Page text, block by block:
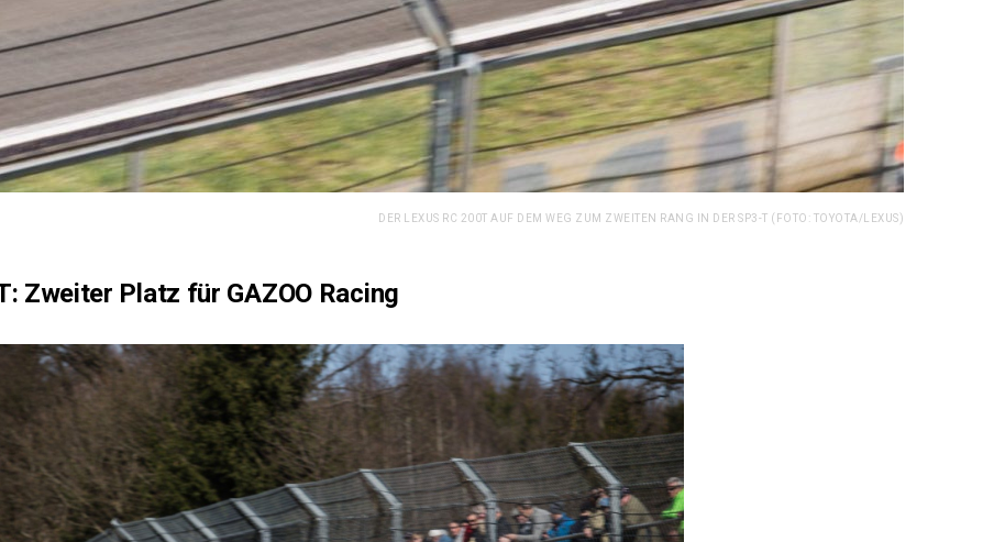
DER LEXUS RC 200T AUF DEM WEG ZUM ZWEITEN RANG IN DER SP3-T (FOTO: TOYOTA/LEXUS)
Zweiter Platz für GAZOO Racing